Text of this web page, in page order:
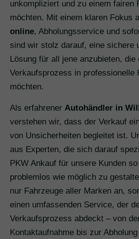
unkompliziert und zu einem fairen
möchten. Mit einem klaren Fokus
online, Abholungsservice und
sind wir stolz darauf, eine sichere
Lösung für all jene anzubieten, die
Verkaufsprozess in professionelle
möchten.
Als erfahrener Autohändler in
verstehen wir, dass der Verkauf
von Unsicherheiten begleitet ist.
aus Experten, die sich darauf
PKW Ankauf für unsere Kunden
problemlos wie möglich zu
nur Fahrzeuge aller Marken an,
einen umfassenden Service, der
Verkaufsprozess abdeckt – von
Kontaktaufnahme bis zur